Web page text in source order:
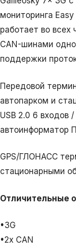
мониторинга
работает во всех
CAN-шинами
поддержки
Передовой
автопарком и
USB 2.0 6 входов
автоинформатор
GPS/ГЛОНАСС
стационарными
Отличительные
•3G
•2х CAN